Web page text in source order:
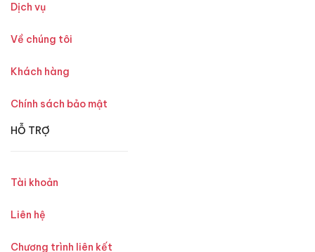
Dịch vụ
Về chúng tôi
Khách hàng
Chính sách bảo mật
HỖ TRỢ
Tài khoản
Liên hệ
Chương trình liên kết